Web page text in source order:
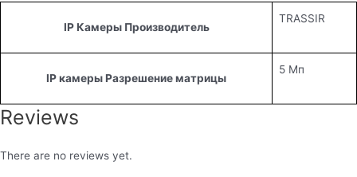
IP Камеры Производитель
TRASSIR
IP камеры Разрешение матрицы
5 Мп
Reviews
There are no reviews yet.